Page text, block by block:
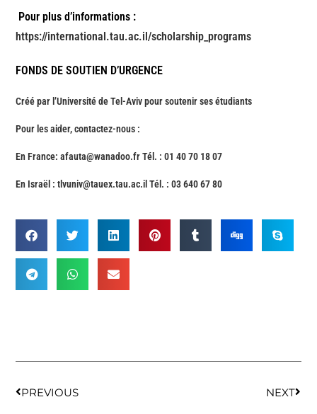
Pour plus d’informations :
https://international.tau.ac.il/scholarship_programs
FONDS DE SOUTIEN D’URGENCE
Créé par l’Université de Tel-Aviv pour soutenir ses étudiants
Pour les aider, contactez-nous :
En France:afauta@wanadoo.frTél. : 01 40 70 18 07
En Israël :tlvuniv@tauex.tau.ac.il Tél. : 03 640 67 80
PREVIOUS NEXT